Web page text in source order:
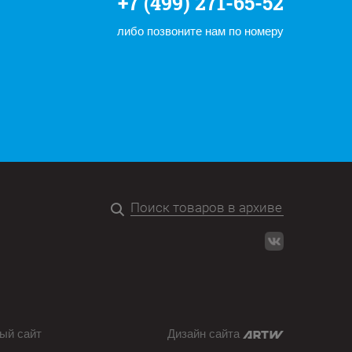
либо позвоните нам по номеру
сайт Дизайн сайта